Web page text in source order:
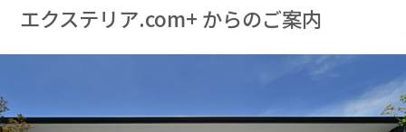
エクステリア.com+ からのご案内